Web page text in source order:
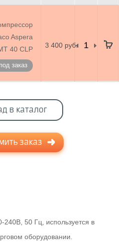
Aspera
40 CLP
под заказ
3 400 руб.
в каталог
заказ
50 Гц, используется в
оборудовании.